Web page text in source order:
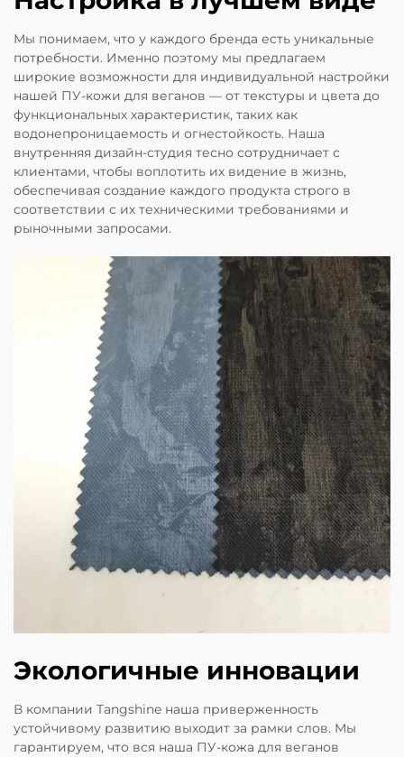
Мы понимаем, что у каждого бренда есть уникальные
потребности. Именно поэтому мы предлагаем
широкие возможности для индивидуальной настройки
нашей ПУ-кожи для веганов — от текстуры и цвета до
функциональных характеристик, таких как
водонепроницаемость и огнестойкость. Наша
внутренняя дизайн-студия тесно сотрудничает с
клиентами, чтобы воплотить их видение в жизнь,
обеспечивая создание каждого продукта строго в
соответствии с их техническими требованиями и
рыночными запросами.
Экологичные инновации
В компании Tangshine наша приверженность
устойчивому развитию выходит за рамки слов. Мы
гарантируем, что вся наша ПУ-кожа для веганов